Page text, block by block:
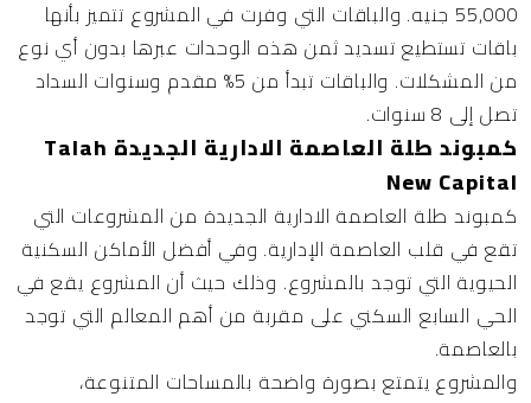
55,000 جنيه. والباقات التي وفرت في المشروع تتميز بأنها
باقات تستطيع تسديد ثمن هذه الوحدات عبرها بدون أي نوع
من المشكلات. والباقات تبدأ من 5% مقدم وسنوات السداد
تصل إلى 8 سنوات.
كمبوند طلة العاصمة الادارية الجديدة Talah
New Capital
كمبوند طلة العاصمة الادارية الجديدة من المشروعات التي
تقع في قلب العاصمة الإدارية. وفي أفضل الأماكن السكنية
الحيوية التي توجد بالمشروع. وذلك حيث أن المشروع يقع في
الحي السابع السكني على مقربة من أهم المعالم التي توجد
بالعاصمة.
والمشروع يتمتع بصورة واضحة بالمساحات المتنوعة،